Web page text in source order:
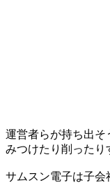
運営者らが持ち出そ
みつけたり削ったり
サムスン電子は子会